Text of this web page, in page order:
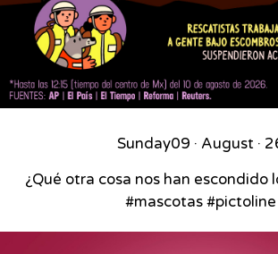
Sunday09 · August ·
¿Qué otra cosa nos han escondido
#mascotas #pictoline